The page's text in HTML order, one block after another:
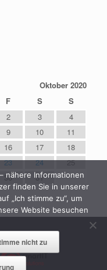
Oktober 2020
F S
S
2 3
4
9 10
11
16 17
18
23 24
25
30
31
nähere Informationen
finden Sie in unserer
„Ich stimme zu“, um
Website besuchen
nicht zu